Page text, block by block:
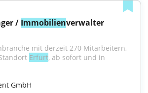
/ Immobilienverwalter
mit derzeit 270 Mitarbeitern,
Erfurt, ab sofort und in
GmbH